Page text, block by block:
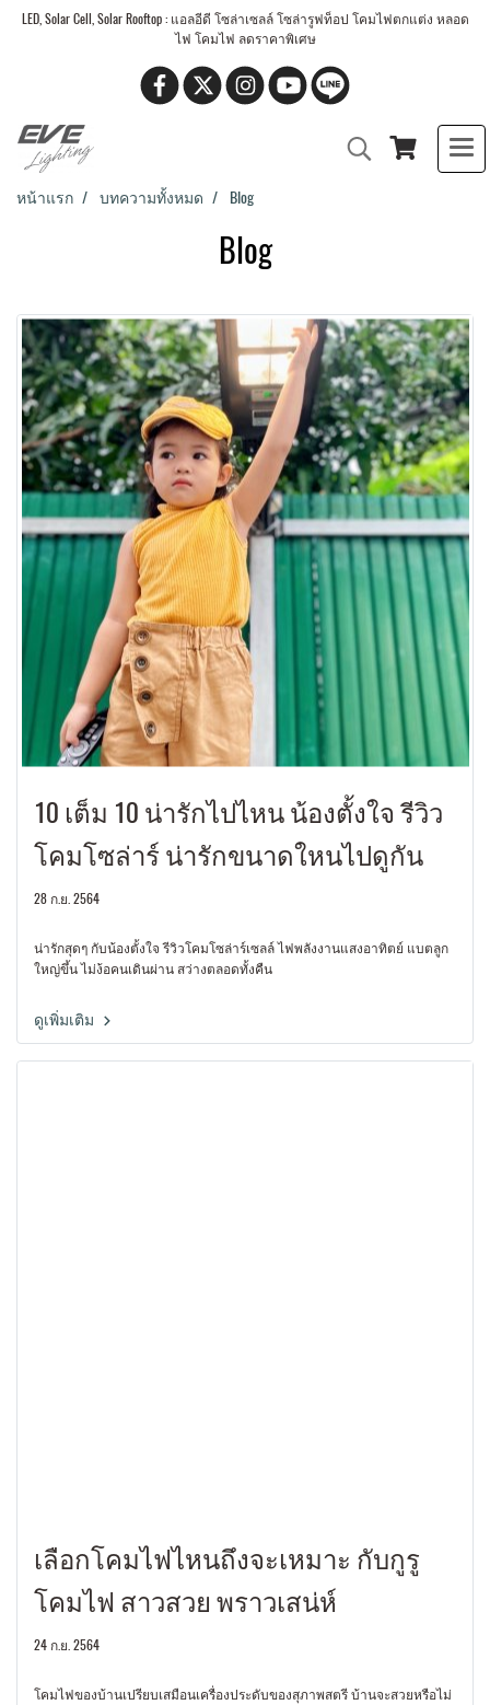
LED, Solar Cell, Solar Rooftop : แอลอีดี โซล่าเซลล์ โซล่ารูฟท็อป โคมไฟตกแต่ง หลอด
ไฟ โคมไฟ ลดราคาพิเศษ
หน้าแรก บทความทั้งหมด Blog
Blog
10 เต็ม 10 น่ารักไปไหน น้องตั้งใจ รีวิว
โคมโซล่าร์ น่ารักขนาดใหนไปดูกัน
28 ก.ย. 2564
น่ารักสุดๆ กับน้องตั้งใจ รีวิวโคมโซล่าร์เซลล์ ไฟพลังงานแสงอาทิตย์ แบตลูก
ใหญ่ขึ้น ไม่ง้อคนเดินผ่าน สว่างตลอดทั้งคืน
ดูเพิ่มเติม
เลือกโคมไฟไหนถึงจะเหมาะ กับกูรู
โคมไฟ สาวสวย พราวเสน่ห์
24 ก.ย. 2564
โคมไฟของบ้านเปรียบเสมือนเครื่องประดับของสุภาพสตรี บ้านจะสวยหรือไม่